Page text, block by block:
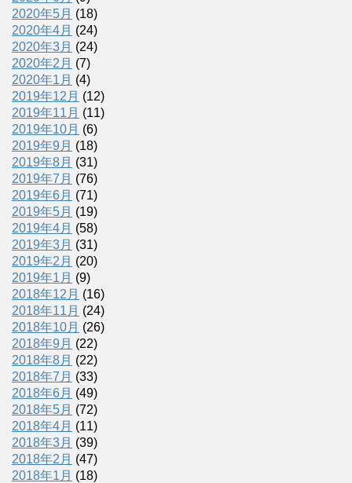
2020年5月 (18)
2020年4月 (24)
2020年3月 (24)
2020年2月 (7)
2020年1月 (4)
2019年12月 (12)
2019年11月 (11)
2019年10月 (6)
2019年9月 (18)
2019年8月 (31)
2019年7月 (76)
2019年6月 (71)
2019年5月 (19)
2019年4月 (58)
2019年3月 (31)
2019年2月 (20)
2019年1月 (9)
2018年12月 (16)
2018年11月 (24)
2018年10月 (26)
2018年9月 (22)
2018年8月 (22)
2018年7月 (33)
2018年6月 (49)
2018年5月 (72)
2018年4月 (11)
2018年3月 (39)
2018年2月 (47)
2018年1月 (18)